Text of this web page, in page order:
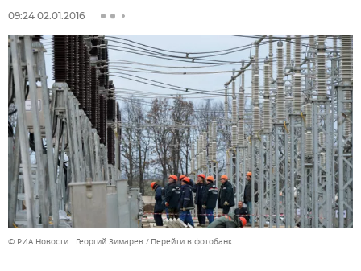
09:24 02.01.2016
© РИА Новости . Георгий Зимарев Перейти в фотобанк